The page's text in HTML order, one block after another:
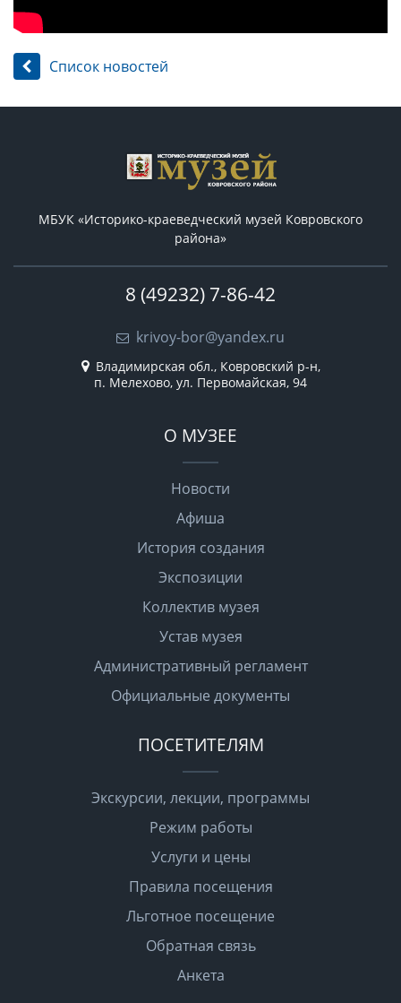
Список новостей
МБУК «Историко-краеведческий музей Ковровского
района»
8 (49232) 7-86-42
krivoy-bor@yandex.ru
Владимирская обл., Ковровский р-н,
п. Мелехово, ул. Первомайская, 94
О МУЗЕЕ
Новости
Афиша
История создания
Экспозиции
Коллектив музея
Устав музея
Административный регламент
Официальные документы
ПОСЕТИТЕЛЯМ
Экскурсии, лекции, программы
Режим работы
Услуги и цены
Правила посещения
Льготное посещение
Обратная связь
Анкета